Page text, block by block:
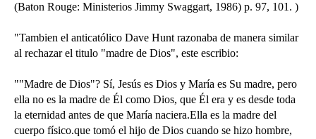
(Baton Rouge: Ministerios Jimmy Swaggart, 1986) p. 97, 101. )
"Tambien el anticatólico Dave Hunt razonaba de manera similar
al rechazar el titulo "madre de Dios", este escribio:
""Madre de Dios"? Sí, Jesús es Dios y María es Su madre, pero
ella no es la madre de Él como Dios, que Él era y es desde toda
la eternidad antes de que María naciera.Ella es la madre del
cuerpo físico.que tomó el hijo de Dios cuando se hizo hombre,